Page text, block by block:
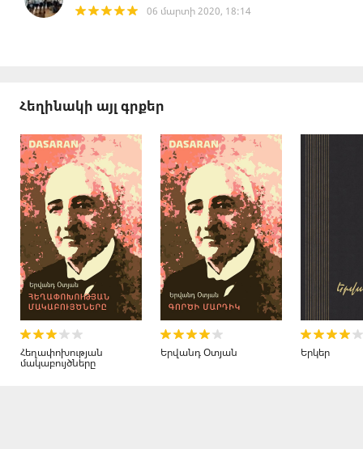
06 մարտի 2020, 18:14
Հեղինակի այլ գրքեր
Հեղափոխության
մակաբույծները
Երվանդ Օտյան Երկեր